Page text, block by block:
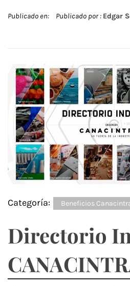
Publicado en: Publicado por : Edgar
Categoría: Beneficios
Directorio